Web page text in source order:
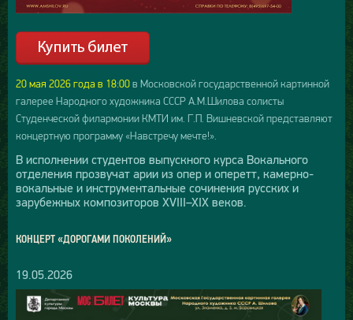
20 мая 2026 года в 18:00в Московской государственной картинной
галерее Народного художника СССР А.М.Шилова солисты
Студенческой филармонии КМТИ им. Г.П. Вишневской представляют
концертную программу «Навстречу мечте!».
В исполнении студентов выпускного курса Вокального
отделения прозвучат арии из опер и оперетт, камерно-
вокальные и инструментальные сочинения русских и
зарубежных композиторов XVIII–XIX веков.
КОНЦЕРТ «ДОРОГАМИ ПОКОЛЕНИЙ»
19.05.2026